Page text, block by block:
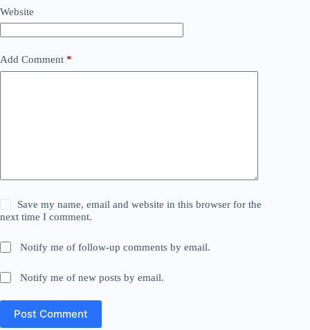
Website
Add Comment *
Save my name, email and website in this browser for the
next time I comment.
Notify me of follow-up comments by email.
Notify me of new posts by email.
Post Comment